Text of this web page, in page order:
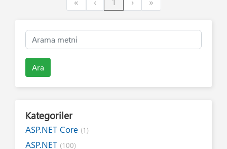
Ara
Kategoriler
ASP.NET Core (1)
ASP.NET (100)